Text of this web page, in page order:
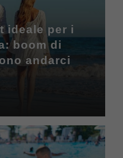
ideale per i
boom di
andarci